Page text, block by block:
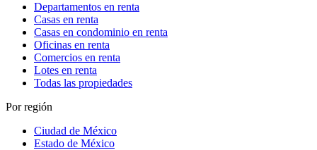
Departamentos en renta
Casas en renta
Casas en condominio en renta
Oficinas en renta
Comercios en renta
Lotes en renta
Todas las propiedades
Por región
Ciudad de México
Estado de México